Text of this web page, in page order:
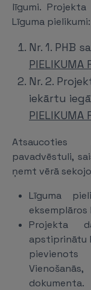
līgumi.
Līguma pielikumi:
Nr. 1. PHB
PIELIKUMA
Nr. 2.
iekārtu
PIELIKUMA
Atsaucoties
pavadvēstuli,
ņemt vērā
Līguma
eksemplāros
Projekta
apstiprinātu
dokumenta.